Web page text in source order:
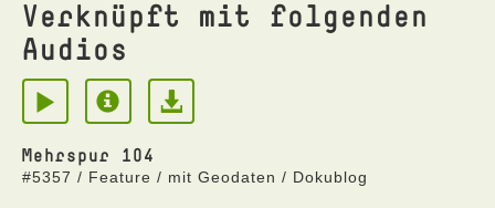
Verknüpft mit folgenden
Audios
Mehrspur 104
#5357 / Feature / mit Geodaten / Dokublog